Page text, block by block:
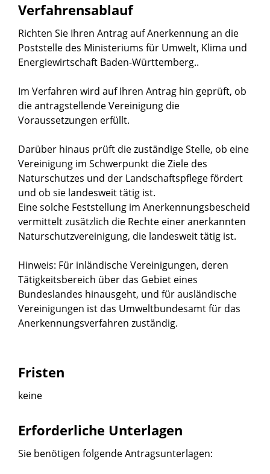
Verfahrensablauf
Richten Sie Ihren Antrag auf Anerkennung an die
Poststelle des Ministeriums für Umwelt, Klima und
Energiewirtschaft Baden-Württemberg..
Im Verfahren wird auf Ihren Antrag hin geprüft, ob
die antragstellende Vereinigung die
Voraussetzungen erfüllt.
Darüber hinaus prüft die zuständige Stelle, ob eine
Vereinigung im Schwerpunkt die Ziele des
Naturschutzes und der Landschaftspflege fördert
und ob sie landesweit tätig ist.
Eine solche Feststellung im Anerkennungsbescheid
vermittelt zusätzlich die Rechte einer anerkannten
Naturschutzvereinigung, die landesweit tätig ist.
Hinweis: Für inländische Vereinigungen, deren
Tätigkeitsbereich über das Gebiet eines
Bundeslandes hinausgeht, und für ausländische
Vereinigungen ist das Umweltbundesamt für das
Anerkennungsverfahren zuständig.
Fristen
keine
Erforderliche Unterlagen
Sie benötigen folgende Antragsunterlagen: